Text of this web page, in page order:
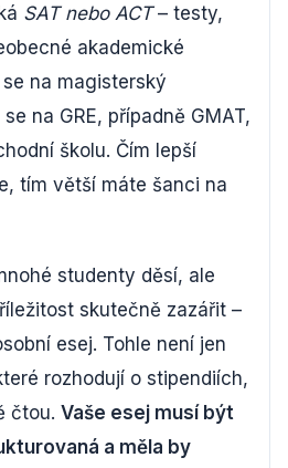
SAT nebo ACT– testy,
akademické
na magisterský
na GRE, případně GMAT,
školu. Čím lepší
tím větší máte šanci na
studenty děsí, ale
skutečně zazářit –
esej. Tohle není jen
rozhodují o stipendiích,
čtou. Vaše esej musí být
a měla by